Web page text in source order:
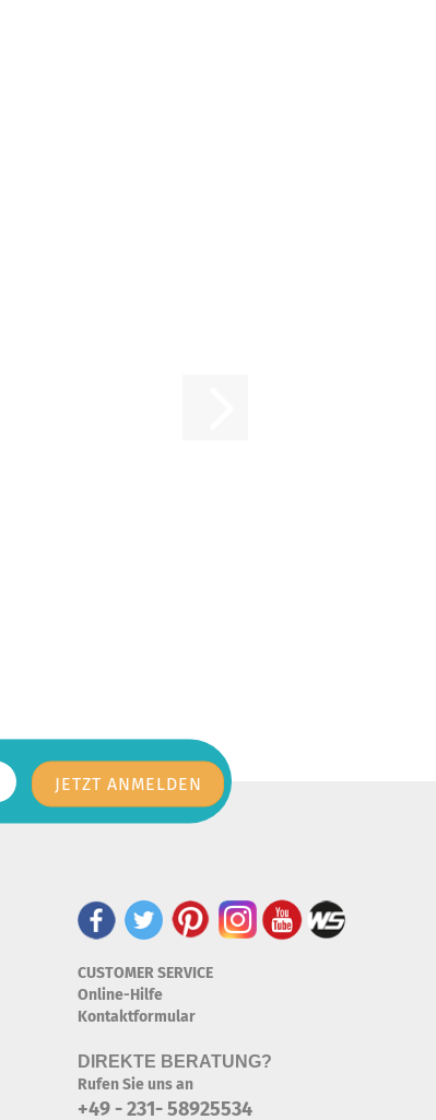
CUSTOMER SERVICE
Online-Hilfe
Kontaktformular
DIREKTE BERATUNG?
Rufen Sie uns an
+49 - 231- 58925534